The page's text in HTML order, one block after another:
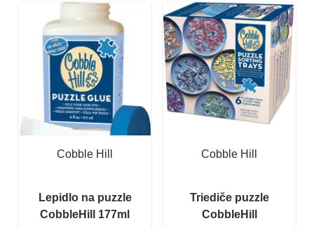
Cobble Hill
Lepidlo na puzzle
CobbleHill 177ml
Cobble Hill
Triediče puzzle
CobbleHill